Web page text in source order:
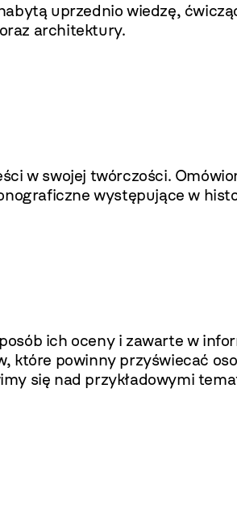
uprzednio wiedzę,
architektury.
w swojej twórczości.
występujące w
ich oceny i zawarte w
które powinny przyświecać
się nad przykładowymi